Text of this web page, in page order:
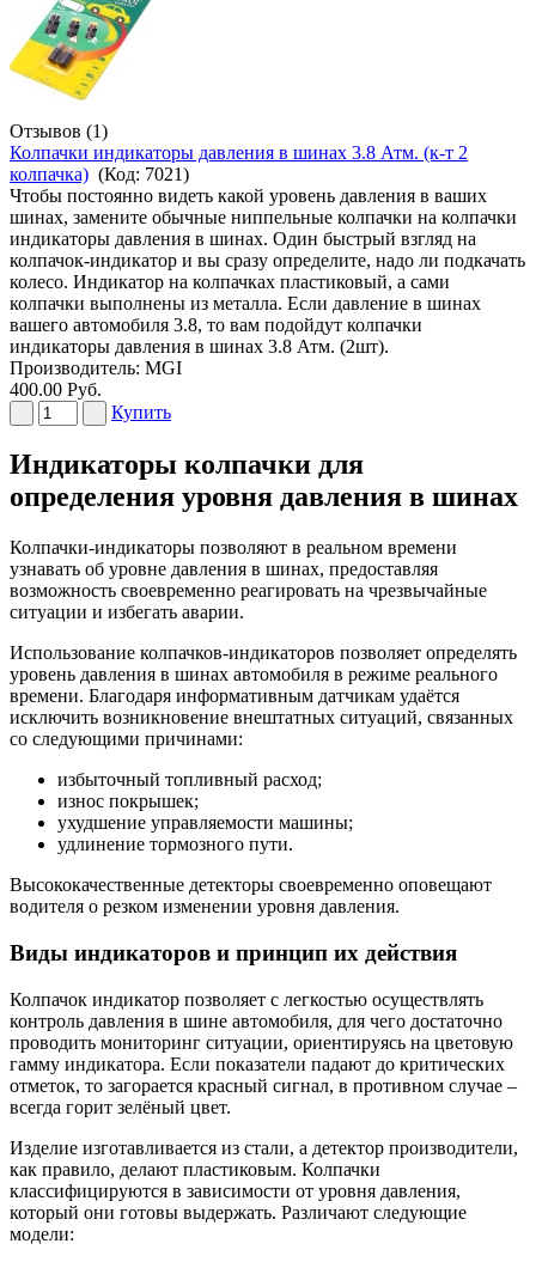
Отзывов (1)
Колпачки индикаторы давления в шинах 3.8 Атм. (к-т 2
колпачка) (Код: 7021)
Чтобы постоянно видеть какой уровень давления в ваших
шинах, замените обычные ниппельные колпачки на колпачки
индикаторы давления в шинах. Один быстрый взгляд на
колпачок-индикатор и вы сразу определите, надо ли подкачать
колесо. Индикатор на колпачках пластиковый, а сами
колпачки выполнены из металла. Если давление в шинах
вашего автомобиля 3.8, то вам подойдут колпачки
индикаторы давления в шинах 3.8 Атм. (2шт).
Производитель: MGI
400.00 Руб.
Купить
Индикаторы колпачки для
определения уровня давления в шинах
Колпачки-индикаторы позволяют в реальном времени
узнавать об уровне давления в шинах, предоставляя
возможность своевременно реагировать на чрезвычайные
ситуации и избегать аварии.
Использование колпачков-индикаторов позволяет определять
уровень давления в шинах автомобиля в режиме реального
времени. Благодаря информативным датчикам удаётся
исключить возникновение внештатных ситуаций, связанных
со следующими причинами:
избыточный топливный расход;
износ покрышек;
ухудшение управляемости машины;
удлинение тормозного пути.
Высококачественные детекторы своевременно оповещают
водителя о резком изменении уровня давления.
Виды индикаторов и принцип их действия
Колпачок индикатор позволяет с легкостью осуществлять
контроль давления в шине автомобиля, для чего достаточно
проводить мониторинг ситуации, ориентируясь на цветовую
гамму индикатора. Если показатели падают до критических
отметок, то загорается красный сигнал, в противном случае –
всегда горит зелёный цвет.
Изделие изготавливается из стали, а детектор производители,
как правило, делают пластиковым. Колпачки
классифицируются в зависимости от уровня давления,
который они готовы выдержать. Различают следующие
модели: